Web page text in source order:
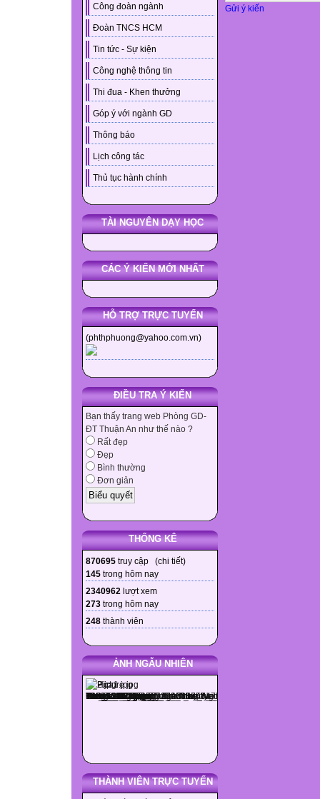
Công đoàn ngành
Đoàn TNCS HCM
Tin tức - Sự kiện
Công nghệ thông tin
Thi đua - Khen thưởng
Góp ý với ngành GD
Thông báo
Lịch công tác
Thủ tục hành chính
TÀI NGUYÊN DẠY HỌC
CÁC Ý KIẾN MỚI NHẤT
HỖ TRỢ TRỰC TUYẾN
(phthphuong@yahoo.com.vn)
ĐIỀU TRA Ý KIẾN
Bạn thấy trang web Phòng GD-
ĐT Thuận An như thế nào ?
Rất đẹp
Đẹp
Bình thường
Đơn giản
THỐNG KÊ
870695 truy cập (chi tiết)
145 trong hôm nay
2340962 lượt xem
273 trong hôm nay
248 thành viên
ẢNH NGẪU NHIÊN
THÀNH VIÊN TRỰC TUYẾN
Gửi ý kiến